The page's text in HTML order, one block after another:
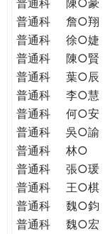
普通科
詹○翔
普通科
徐○婕
普通科
陳○賢
普通科
葉○辰
普通科
李○慧
普通科
何○安
普通科
吳○諭
普通科
林○
普通科
張○瑗
普通科
王○棋
普通科
魏○鈞
普通科
魏○宏